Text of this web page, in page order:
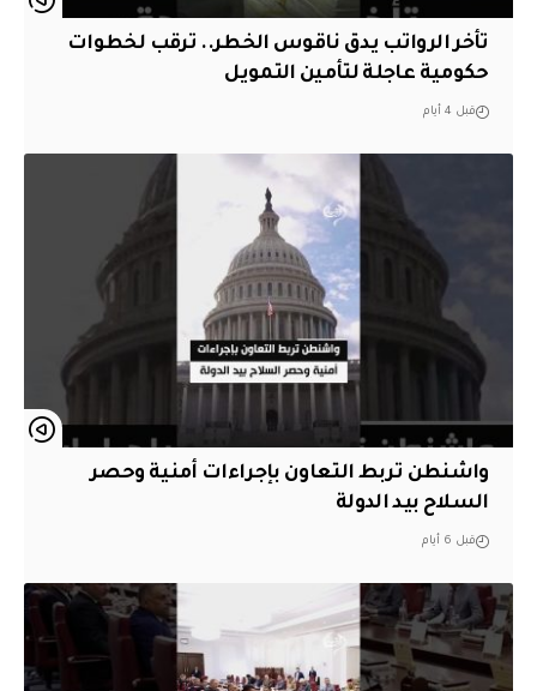
تأخر الرواتب يدق ناقوس الخطر.. ترقب لخطوات
حكومية عاجلة لتأمين التمويل
قبل 4 أيام
واشنطن تربط التعاون بإجراءات أمنية وحصر
السلاح بيد الدولة
قبل 6 أيام